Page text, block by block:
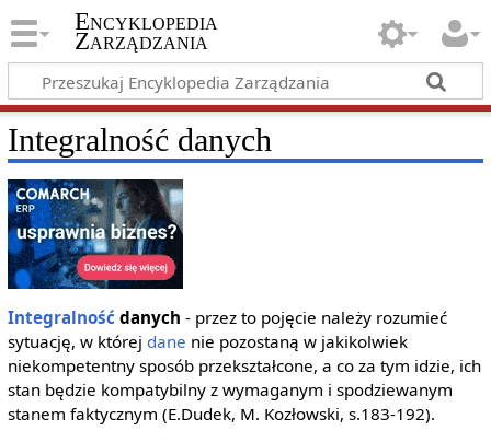
Encyklopedia
Zarządzania
Integralność danych
Integralnośćdanych - przez to pojęcie należy rozumieć
sytuację, w której dane nie pozostaną w jakikolwiek
niekompetentny sposób przekształcone, a co za tym idzie, ich
stan będzie kompatybilny z wymaganym i spodziewanym
stanem faktycznym (E.Dudek, M. Kozłowski, s.183-192).